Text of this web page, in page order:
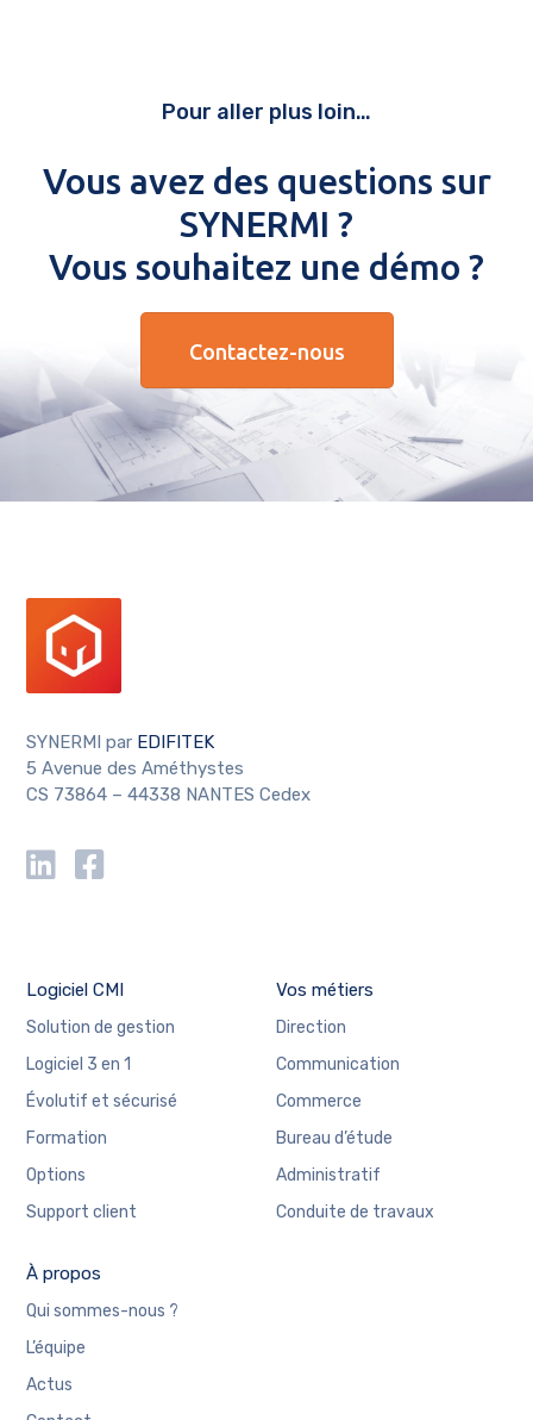
Pour aller plus loin…
Vous avez des questions sur
SYNERMI ?
Vous souhaitez une démo ?
Contactez-nous
SYNERMI par EDIFITEK
5 Avenue des Améthystes
CS 73864 – 44338 NANTES Cedex
Logiciel CMI
Solution de gestion
Logiciel 3 en 1
Évolutif et sécurisé
Formation
Options
Support client
Vos métiers
Direction
Communication
Commerce
Bureau d’étude
Administratif
Conduite de travaux
À propos
Qui sommes-nous ?
L’équipe
Actus